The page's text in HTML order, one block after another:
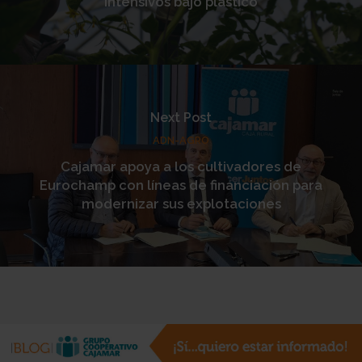
Next Post
ADN-AGRO
Cajamar apoya a los cultivadores de
Eurochamp con líneas de financiación para
modernizar sus explotaciones